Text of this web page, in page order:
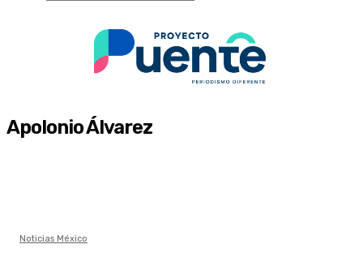
Apolonio Álvarez
Noticias México